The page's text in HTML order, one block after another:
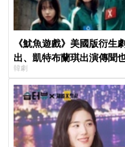
《魷魚遊戲》美國版衍生
出、凱特布蘭琪出演傳聞
韓劇